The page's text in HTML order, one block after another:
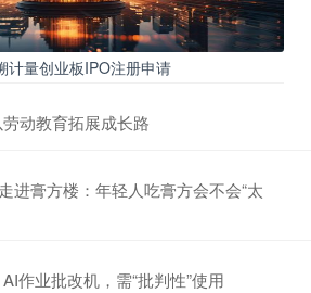
计量创业板IPO注册申请
动教育拓展成长路
进膏方楼：年轻人吃膏方会不会“太
作业批改机，需“批判性”使用